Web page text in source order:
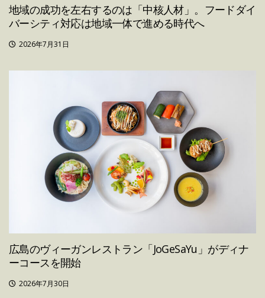
地域の成功を左右するのは「中核人材」。フードダイ
バーシティ対応は地域一体で進める時代へ
2026年7月31日
広島のヴィーガンレストラン「JoGeSaYu」がディナ
ーコースを開始
2026年7月30日